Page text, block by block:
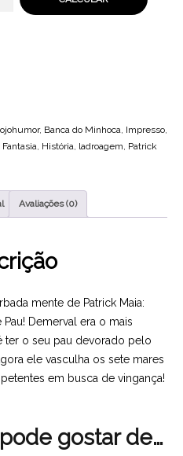
, Banca do Minhoca, Impresso,
Fantasia, História, ladroagem, Patrick
Avaliações (0)
mente de Patrick Maia:
Demerval era o mais
ter o seu pau devorado pelo
ele vasculha os sete mares
em busca de vingança!
gostar de…